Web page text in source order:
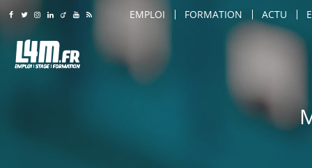
EMPLOI
LILLE
AMIENS
AGENT DE SÉCURITÉ INCENDIE
AGENT DE TRANSPORT SÉCURISÉ
FORMATION
ARTS & SAVOIR-FAIRE
CARROSSIER / PEINTRE
ACTU